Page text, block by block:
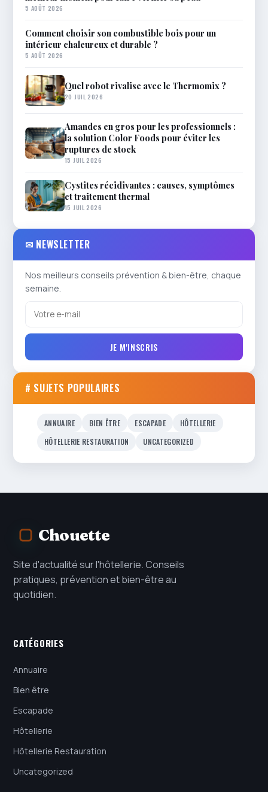
5 AOÛT 2026
Comment choisir son combustible bois pour un
intérieur chaleureux et durable ?
5 AOÛT 2026
Quel robot rivalise avec le Thermomix ?
20 JUIL 2026
Amandes en gros pour les professionnels :
la solution Color Foods pour éviter les
ruptures de stock
15 JUIL 2026
Cystites récidivantes : causes, symptômes
et traitement thermal
15 JUIL 2026
✉ NEWSLETTER
Nos meilleurs conseils prévention & bien-être, chaque
semaine.
JE M'INSCRIS
# SUJETS POPULAIRES
ANNUAIRE BIEN ÊTRE ESCAPADE
HÔTELLERIE
HÔTELLERIE RESTAURATION
UNCATEGORIZED
Chouette
Site d'actualité sur l'hôtellerie. Conseils
pratiques, prévention et bien-être au
quotidien.
CATÉGORIES
Annuaire
Bien être
Escapade
Hôtellerie
Hôtellerie Restauration
Uncategorized